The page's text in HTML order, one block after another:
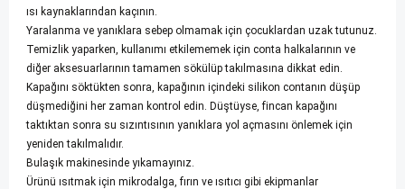
ısı kaynaklarından kaçının.
Yaralanma ve yanıklara sebep olmamak için çocuklardan uzak tutunuz.
Temizlik yaparken, kullanımı etkilememek için conta halkalarının ve
diğer aksesuarlarının tamamen sökülüp takılmasına dikkat edin.
Kapağını söktükten sonra, kapağının içindeki silikon contanın düşüp
düşmediğini her zaman kontrol edin. Düştüyse, fincan kapağını
taktıktan sonra su sızıntısının yanıklara yol açmasını önlemek için
yeniden takılmalıdır.
Bulaşık makinesinde yıkamayınız.
Ürünü ısıtmak için mikrodalga, fırın ve ısıtıcı gibi ekipmanlar